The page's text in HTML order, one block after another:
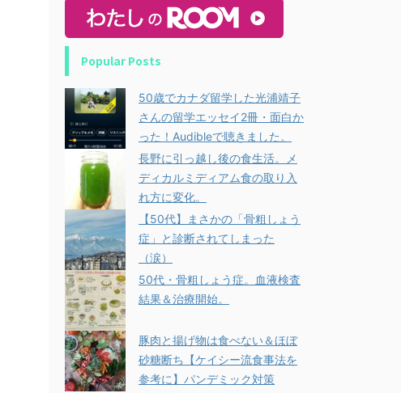
Popular Posts
50歳でカナダ留学した光浦靖子
さんの留学エッセイ2冊・面白か
った！Audibleで聴きました。
長野に引っ越し後の食生活。メ
ディカルミディアム食の取り入
れ方に変化。
【50代】まさかの「骨粗しょう
症」と診断されてしまった
（涙）
50代・骨粗しょう症。血液検査
結果＆治療開始。
豚肉と揚げ物は食べない＆ほぼ
砂糖断ち【ケイシー流食事法を
参考に】パンデミック対策